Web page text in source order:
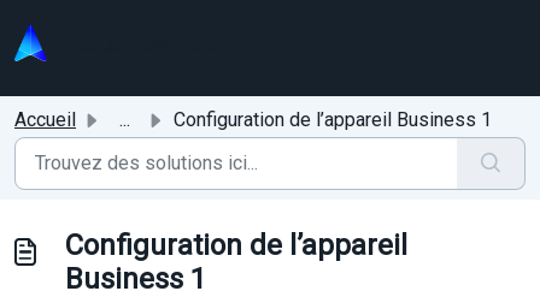
Accueil ... Configuration de l’appareil Business 1
Configuration de l’appareil
Business 1